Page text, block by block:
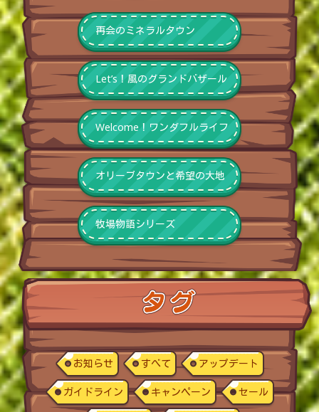
再会のミネラルタウン
Let’s！風のグランドバザール
Welcome！ワンダフルライフ
オリーブタウンと希望の大地
牧場物語シリーズ
お知らせ すべて アップデート
ガイドライン キャンペーン セール